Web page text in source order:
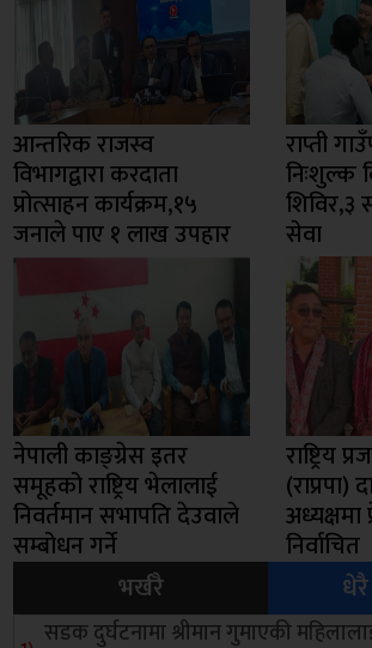
आन्तरिक राजस्व
विभागद्वारा करदाता
प्रोत्साहन कार्यक्रम,१५
जनाले पाए १ लाख उपहार
राप्ती
निःशुल्क
सेवा
नेपाली काङ्ग्रेस इतर
समूहको राष्ट्रिय भेलालाई
निवर्तमान सभापति देउवाले
सम्बोधन गर्ने
राष्ट्रिय
(राप्रपा)
अध्यक्षमा
निर्वाचित
भर्खरै
सडक दुर्घटनामा श्रीमान गुमाएकी